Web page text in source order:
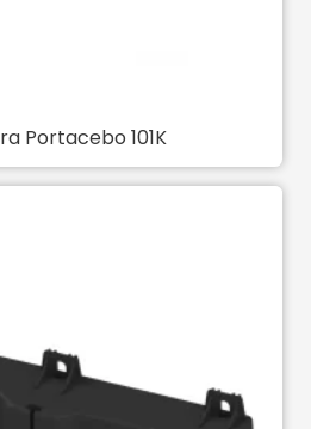
Portacebo 101K